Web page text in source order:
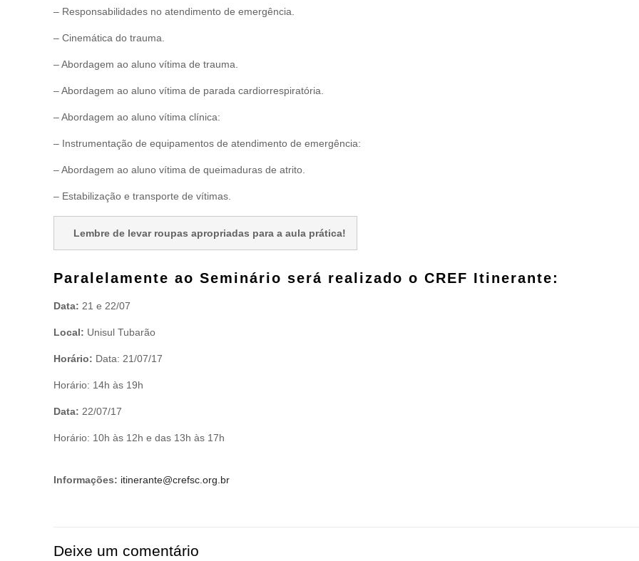
– Responsabilidades no atendimento de emergência.
– Cinemática do trauma.
– Abordagem ao aluno vítima de trauma.
– Abordagem ao aluno vítima de parada cardiorrespiratória.
– Abordagem ao aluno vítima clínica:
– Instrumentação de equipamentos de atendimento de emergência:
– Abordagem ao aluno vítima de queimaduras de atrito.
– Estabilização e transporte de vítimas.
Lembre de levar roupas apropriadas para a aula prática!
Paralelamente ao Seminário será realizado o CREF Itinerante:
Data: 21 e 22/07
Local: Unisul Tubarão
Horário: Data: 21/07/17
Horário: 14h às 19h
Data: 22/07/17
Horário: 10h às 12h e das 13h às 17h
Informações: itinerante@crefsc.org.br
Deixe um comentário